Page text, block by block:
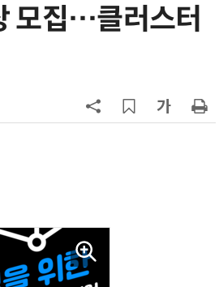
모집…클러스터
구광모 LG 회장, 내주 美 실리콘밸리
선…'NHN 팩토리X' 가보니
앤트로픽·오픈AI 이어 메타도…AI
가 통제 벗어나 외부 해킹